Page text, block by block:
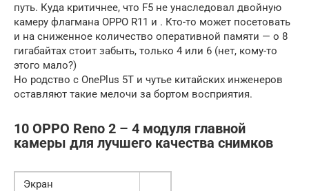
путь. Куда критичнее, что F5 не унаследовал двойную
камеру флагмана OPPO R11 и . Кто-то может посетовать
и на сниженное количество оперативной памяти — о 8
гигабайтах стоит забыть, только 4 или 6 (нет, кому-то
этого мало?)
Но родство с OnePlus 5T и чутье китайских инженеров
оставляют такие мелочи за бортом восприятия.
10 OPPO Reno 2 – 4 модуля главной
камеры для лучшего качества снимков
Экран